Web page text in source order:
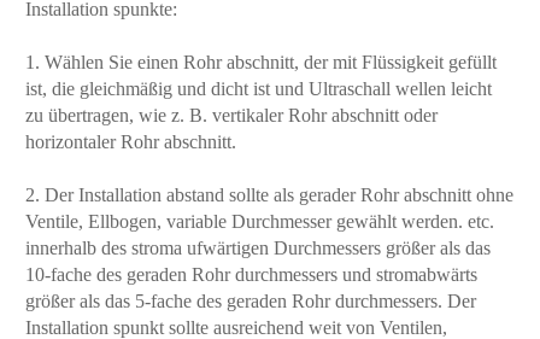
Installation spunkte:
1. Wählen Sie einen Rohr abschnitt, der mit Flüssigkeit gefüllt
ist, die gleichmäßig und dicht ist und Ultraschall wellen leicht
zu übertragen, wie z. B. vertikaler Rohr abschnitt oder
horizontaler Rohr abschnitt.
2. Der Installation abstand sollte als gerader Rohr abschnitt ohne
Ventile, Ellbogen, variable Durchmesser gewählt werden. etc.
innerhalb des stroma ufwärtigen Durchmessers größer als das
10-fache des geraden Rohr durchmessers und stromabwärts
größer als das 5-fache des geraden Rohr durchmessers. Der
Installation spunkt sollte ausreichend weit von Ventilen,